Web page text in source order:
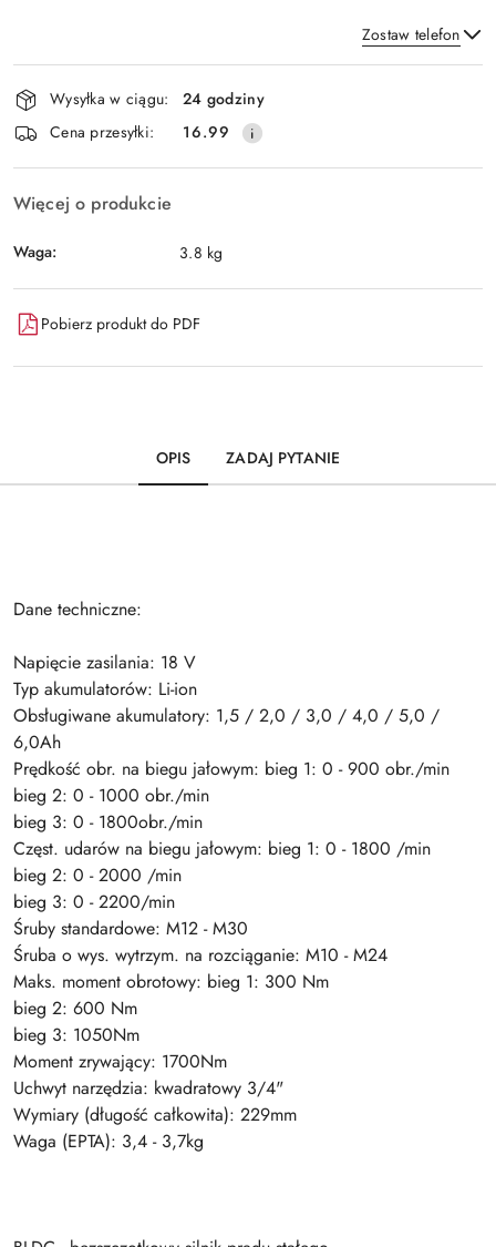
Zostaw telefon
Wyślij
Dostępność
i
dostawa
Wysyłka w ciągu:
24 godziny
Cena przesyłki:
16.99
Więcej o produkcie
Waga: 3.8 kg
Pobierz produkt do PDF
OPIS ZADAJ PYTANIE
Dane techniczne:
Napięcie zasilania: 18 V
Typ akumulatorów: Li-ion
Obsługiwane akumulatory: 1,5 / 2,0 / 3,0 / 4,0 / 5,0 /
6,0Ah
Prędkość obr. na biegu jałowym: bieg 1: 0 - 900 obr./min
bieg 2: 0 - 1000 obr./min
bieg 3: 0 - 1800obr./min
Częst. udarów na biegu jałowym: bieg 1: 0 - 1800 /min
bieg 2: 0 - 2000 /min
bieg 3: 0 - 2200/min
Śruby standardowe: M12 - M30
Śruba o wys. wytrzym. na rozciąganie: M10 - M24
Maks. moment obrotowy: bieg 1: 300 Nm
bieg 2: 600 Nm
bieg 3: 1050Nm
Moment zrywający: 1700Nm
Uchwyt narzędzia: kwadratowy 3/4"
Wymiary (długość całkowita): 229mm
Waga (EPTA): 3,4 - 3,7kg